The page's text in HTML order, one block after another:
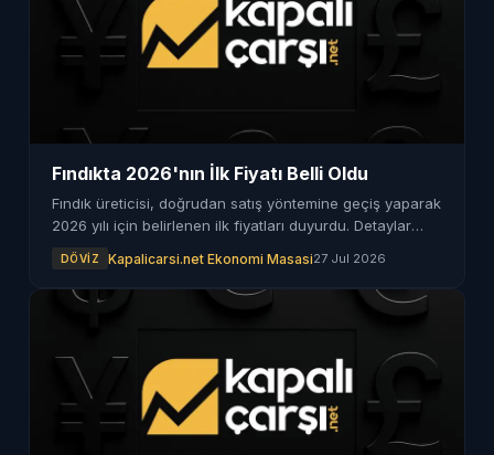
Fındıkta 2026'nın İlk Fiyatı Belli Oldu
Fındık üreticisi, doğrudan satış yöntemine geçiş yaparak
2026 yılı için belirlenen ilk fiyatları duyurdu. Detaylar
DÖVIZ Kapalicarsi.net Ekonomi Masasi27 Jul 2026